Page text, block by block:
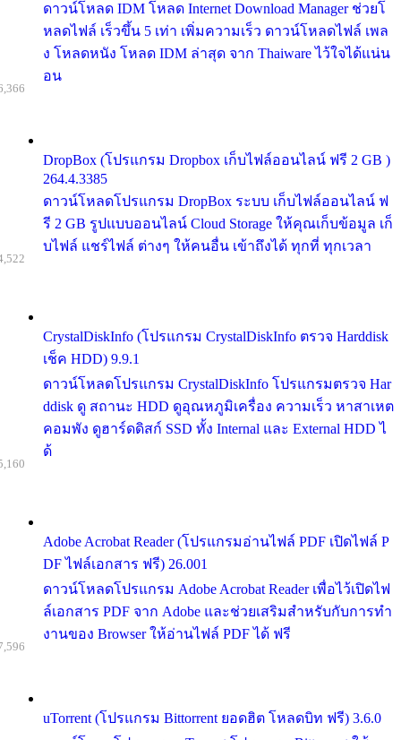
ดาวน์โหลด IDM โหลด Internet Download Manager ช่วยโ
หลดไฟล์ เร็วขึ้น 5 เท่า เพิ่มความเร็ว ดาวน์โหลดไฟล์ เพล
ง โหลดหนัง โหลด IDM ล่าสุด จาก Thaiware ไว้ใจได้แน่น
อน
DropBox (โปรแกรม Dropbox เก็บไฟล์ออนไลน์ ฟรี 2 GB )
264.4.3385
ดาวน์โหลดโปรแกรม DropBox ระบบ เก็บไฟล์ออนไลน์ ฟ
รี 2 GB รูปแบบออนไลน์ Cloud Storage ให้คุณเก็บข้อมูล เก็
บไฟล์ แชร์ไฟล์ ต่างๆ ให้คนอื่น เข้าถึงได้ ทุกที่ ทุกเวลา
CrystalDiskInfo (โปรแกรม CrystalDiskInfo ตรวจ Harddisk
เช็ค HDD) 9.9.1
ดาวน์โหลดโปรแกรม CrystalDiskInfo โปรแกรมตรวจ Har
ddisk ดู สถานะ HDD ดูอุณหภูมิเครื่อง ความเร็ว หาสาเหต
คอมพัง ดูฮาร์ดดิสก์ SSD ทั้ง Internal และ External HDD ไ
ด้
Adobe Acrobat Reader (โปรแกรมอ่านไฟล์ PDF เปิดไฟล์ P
DF ไฟล์เอกสาร ฟรี) 26.001
ดาวน์โหลดโปรแกรม Adobe Acrobat Reader เพื่อไว้เปิดไฟ
ล์เอกสาร PDF จาก Adobe และช่วยเสริมสำหรับกับการทำ
งานของ Browser ให้อ่านไฟล์ PDF ได้ ฟรี
uTorrent (โปรแกรม Bittorrent ยอดฮิต โหลดบิท ฟรี) 3.6.0